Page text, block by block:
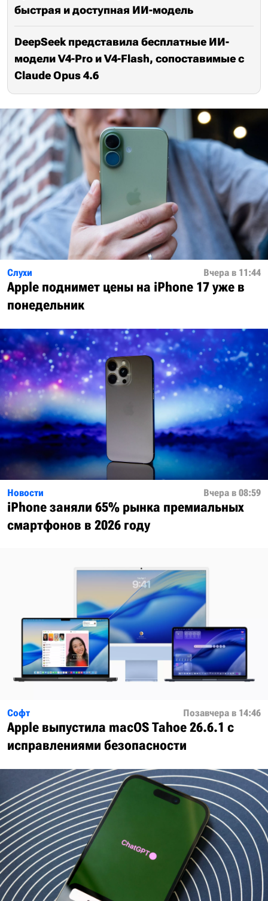
быстрая и доступная ИИ-модель
DeepSeek представила бесплатные ИИ-
модели V4-Pro и V4-Flash, сопоставимые с
Claude Opus 4.6
Слухи Вчера в 11:44
Apple поднимет цены на iPhone 17 уже в
понедельник
Новости Вчера в 08:59
iPhone заняли 65% рынка премиальных
смартфонов в 2026 году
Софт Позавчера в 14:46
Apple выпустила macOS Tahoe 26.6.1 с
исправлениями безопасности